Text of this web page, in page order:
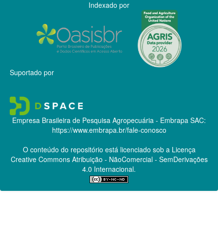
Indexado por
Suportado por
Empresa Brasileira de Pesquisa Agropecuária - Embrapa SAC:
https://www.embrapa.br/fale-conosco
O conteúdo do repositório está licenciado sob a Licença
Creative CommonsAtribuição - NãoComercial - SemDerivações
4.0 Internacional.